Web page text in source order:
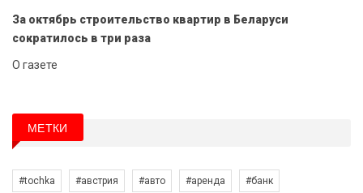
За октябрь строительство квартир в Беларуси
сократилось в три раза
О газете
МЕТКИ
#tochka #австрия #авто #аренда #банк